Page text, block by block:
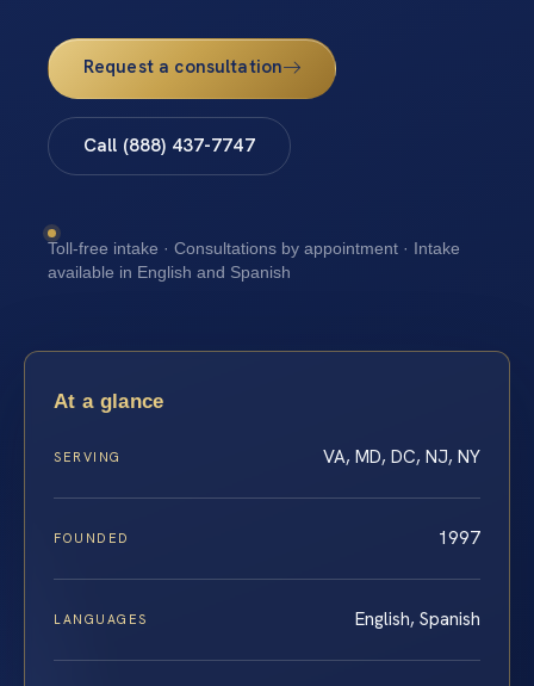
Request a consultation
Call (888) 437-7747
Toll-free intake · Consultations by appointment · Intake
available in English and Spanish
At a glance
SERVING VA, MD, DC, NJ, NY
FOUNDED 1997
LANGUAGES English, Spanish